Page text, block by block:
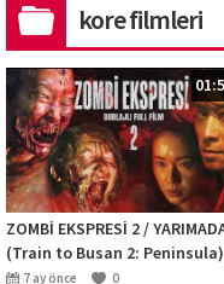
kore filmleri
ZOMBİ EKSPRESİ 2 /
(Train to Busan 2:
Türkçe Dublajlı Full Korku Film
7 ay önce 0